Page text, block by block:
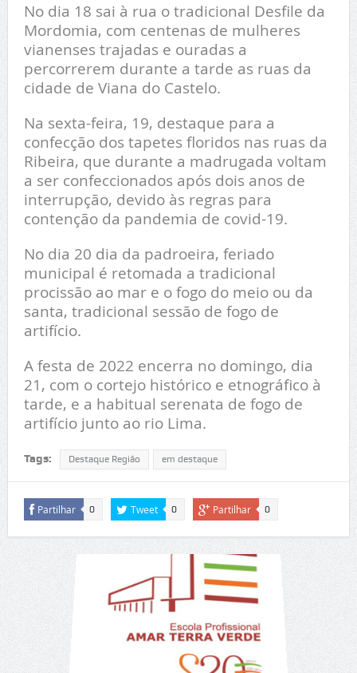
No dia 18 sai à rua o tradicional Desfile da
Mordomia, com centenas de mulheres
vianenses trajadas e ouradas a
percorrerem durante a tarde as ruas da
cidade de Viana do Castelo.
Na sexta-feira, 19, destaque para a
confecção dos tapetes floridos nas ruas da
Ribeira, que durante a madrugada voltam
a ser confeccionados após dois anos de
interrupção, devido às regras para
contenção da pandemia de covid-19.
No dia 20 dia da padroeira, feriado
municipal é retomada a tradicional
procissão ao mar e o fogo do meio ou da
santa, tradicional sessão de fogo de
artifício.
A festa de 2022 encerra no domingo, dia
21, com o cortejo histórico e etnográfico à
tarde, e a habitual serenata de fogo de
artifício junto ao rio Lima.
Tags: Destaque Região em destaque
Partilhar 0 Tweet 0 Partilhar 0